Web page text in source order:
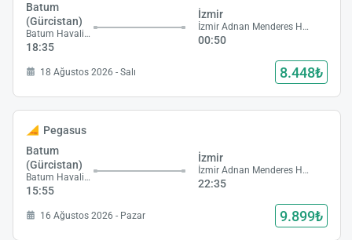
Batum
(Gürcistan)
Batum Havalimanı
18:35
İzmir
İzmir Adnan Menderes Havalimanı
00:50
18 Ağustos 2026 - Salı 8.448₺
Pegasus
Batum
(Gürcistan)
Batum Havalimanı
15:55
İzmir
İzmir Adnan Menderes Havalimanı
22:35
16 Ağustos 2026 - Pazar 9.899₺